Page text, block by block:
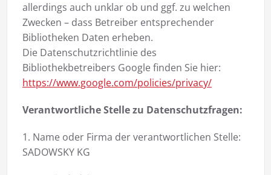
allerdings auch unklar ob und ggf. zu welchen
Zwecken – dass Betreiber entsprechender
Bibliotheken Daten erheben.
Die Datenschutzrichtlinie des
Bibliothekbetreibers Google finden Sie hier:
https://www.google.com/policies/privacy/
Verantwortliche Stelle zu Datenschutzfragen:
1. Name oder Firma der verantwortlichen Stelle:
SADOWSKY KG